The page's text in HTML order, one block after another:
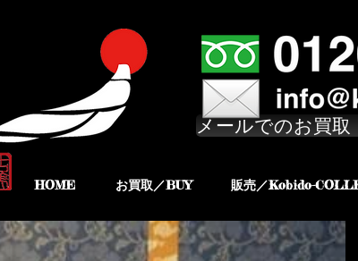
HOME お買取／BUY 販売／Kobido-
メールでのお買